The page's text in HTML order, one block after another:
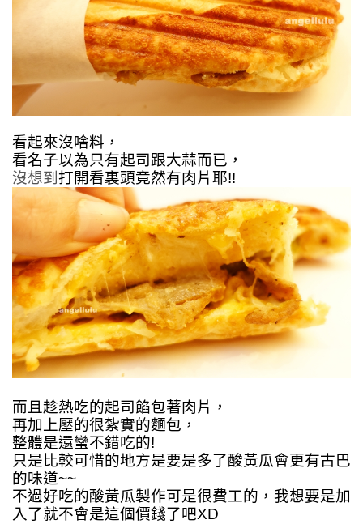
看起來沒啥料，
看名子以為只有起司跟大蒜而已，
沒想到 打開看裏頭竟然有肉片耶!!
而且趁熱吃的起司餡包著肉片，
再加上壓的很紮實的麵包，
整體是還蠻不錯吃的!
只是比較可惜的地方是要是多了酸黃瓜會更有古巴
的味道~~
不過好吃的酸黃瓜製作可是很費工的，我想要是加
入了就不會是這個價錢了吧XD